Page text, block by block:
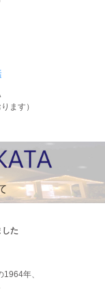
ます）
た
年、